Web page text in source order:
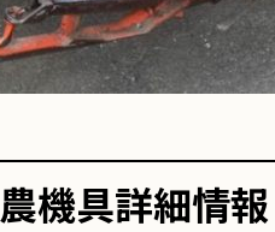
農機具詳細情報